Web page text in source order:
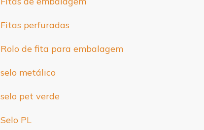
Fitas perfuradas
Rolo de fita para embalagem
selo metálico
selo pet verde
Selo PL